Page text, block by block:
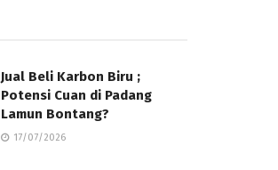
Jual Beli Karbon Biru ;
Potensi Cuan di Padang
Lamun Bontang?
17/07/2026